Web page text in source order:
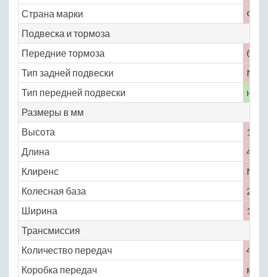
Страна марки
Подвеска и тормоза
Передние тормоза
Тип задней подвески
No
Тип передней подвески
Размеры в мм
Высота
1540
Длина
4700
Клиренс
No
Колесная база
2800
Ширина
1720
Трансмиссия
Количество передач
4
Коробка передач